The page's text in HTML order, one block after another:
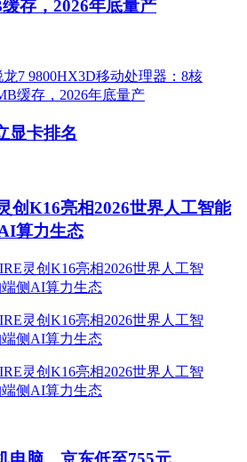
存，2026年底量产
显卡排名
创K16亮相2026世界人工智能
算力生态